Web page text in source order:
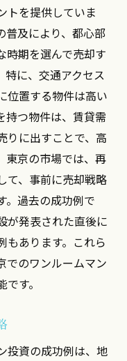
トを提供していま
普及により、都心部
時期を選んで売却す
特に、交通アクセス
位置する物件は高い
持つ物件は、賃貸需
りに出すことで、高
東京の市場では、再
て、事前に売却戦略
。過去の成功例で
が発表された直後に
もあります。これら
でのワンルームマン
す。
投資の成功例は、地